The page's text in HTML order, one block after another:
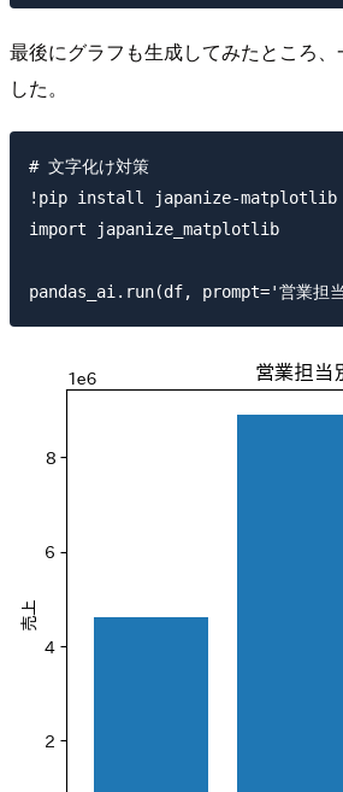
最後にグラフも生成してみたところ
した。
# 文字化け対策
!pip install japanize-matplotlib
import japanize_matplotlib